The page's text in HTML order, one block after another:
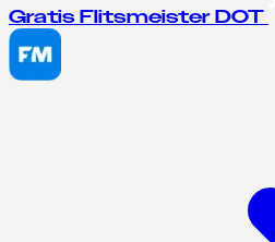
Gratis Flitsmeister DOT